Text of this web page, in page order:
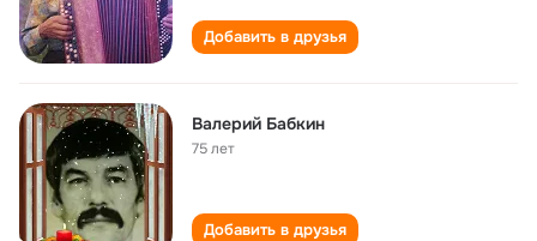
Добавить в друзья
Валерий Бабкин
75 лет
Добавить в друзья